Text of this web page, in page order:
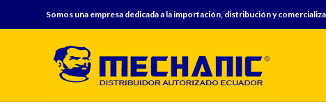
Somos una empresa dedicada a la importación, distribución y